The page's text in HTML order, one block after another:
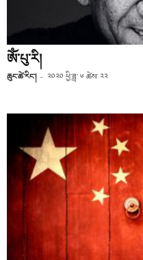
ཨོཾ་པུ་རི།
ཆུང་ཚེ་རིང་། - ༢༠༢༠ ཕྱི་ཟླ་ ༦ ཚེས་ ༢༢